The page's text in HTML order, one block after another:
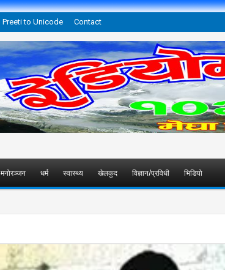
Preeti to Unicode Contact
मनोरञ्जन धर्म स्वास्थ्य खेलकुद विज्ञान/प्रविधी भिडियो